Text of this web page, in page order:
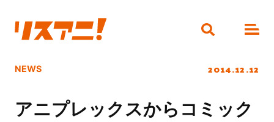
NEWS 2014.12.12
アニプレックスからコミック